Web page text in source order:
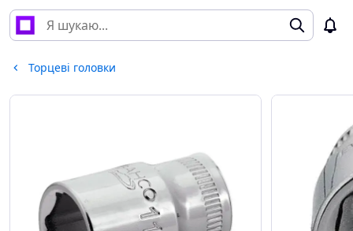
Торцеві головки